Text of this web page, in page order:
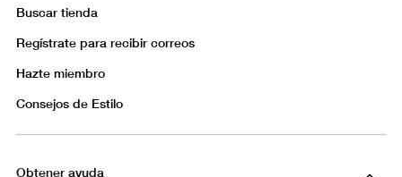
Buscar tienda
Regístrate para recibir correos
Hazte miembro
Consejos de Estilo
Obtener ayuda